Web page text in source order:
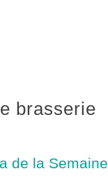
brasserie
de la Semaine